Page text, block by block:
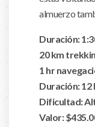
almuerzo
Duración:
20 km
1 hr
Duración:
Dificultad:
Valor: